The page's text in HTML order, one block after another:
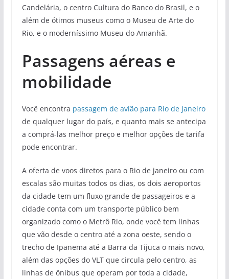
Candelária, o centro Cultura do Banco do Brasil, e o
além de ótimos museus como o Museu de Arte do
Rio, e o moderníssimo Museu do Amanhã.
Passagens aéreas e
mobilidade
Você encontra passagem de avião para Rio de Janeiro
de qualquer lugar do país, e quanto mais se antecipa
a comprá-las melhor preço e melhor opções de tarifa
pode encontrar.
A oferta de voos diretos para o Rio de janeiro ou com
escalas são muitas todos os dias, os dois aeroportos
da cidade tem um fluxo grande de passageiros e a
cidade conta com um transporte público bem
organizado como o Metrô Rio, onde você tem linhas
que vão desde o centro até a zona oeste, sendo o
trecho de Ipanema até a Barra da Tijuca o mais novo,
além das opções do VLT que circula pelo centro, as
linhas de ônibus que operam por toda a cidade,